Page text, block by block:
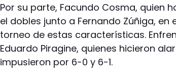
Por su parte, Facundo Cosma, quien
el dobles junto a Fernando Zúñiga,
torneo de estas características.
Eduardo Piragine, quienes hicieron
impusieron por 6-0 y 6-1.